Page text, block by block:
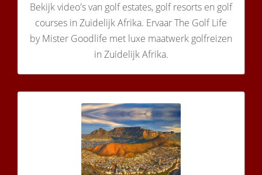
Bekijk video's van golf estates, golf resorts en golf
courses in Zuidelijk Afrika. Ervaar The Golf Life
by Mister Goodlife met luxe maatwerk golfreizen
in Zuidelijk Afrika.